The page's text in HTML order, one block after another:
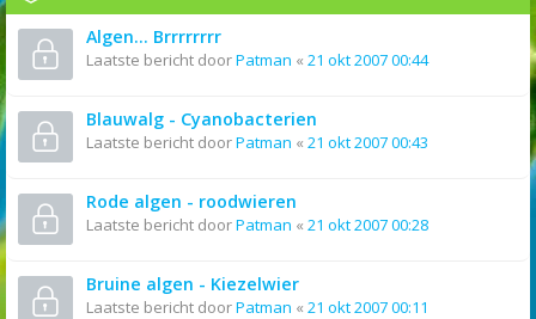
Algen... Brrrrrrrr
Laatste bericht doorPatman « 21 okt 2007 00:44
Blauwalg - Cyanobacterien
Laatste bericht doorPatman « 21 okt 2007 00:43
Rode algen - roodwieren
Laatste bericht doorPatman « 21 okt 2007 00:28
Bruine algen - Kiezelwier
Laatste bericht doorPatman « 21 okt 2007 00:11